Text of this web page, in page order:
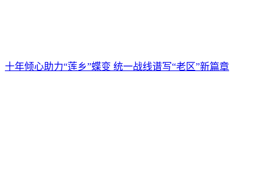
十年倾心助力“莲乡”蝶变 统一战线谱写“老区”新篇章